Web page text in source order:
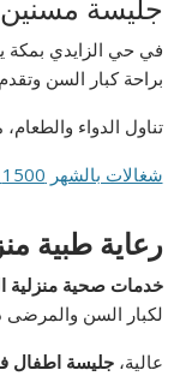
جليسة مسنين
في حي الزايدي بمكة
براحة كبار السن
تناول الدواء
شغالات بالشهر 1500 الطائف
رعاية طبية
خدمات صحية منزلية
لكبار السن والمرضى
عالية،جليسة اطفال